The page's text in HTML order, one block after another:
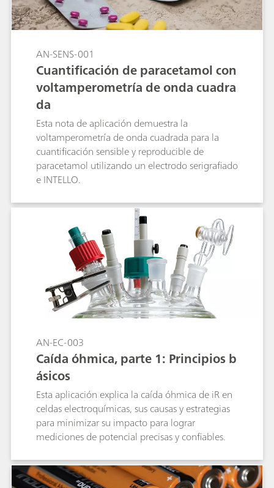
AN-SENS-001
Cuantificación de paracetamol con
voltamperometría de onda cuadra
da
Esta nota de aplicación demuestra la
voltamperometría de onda cuadrada para la
cuantificación sensible y reproducible de
paracetamol utilizando un electrodo serigrafiado
e INTELLO.
AN-EC-003
Caída óhmica, parte 1: Principios b
ásicos
Esta aplicación explica la caída óhmica de iR en
celdas electroquímicas, sus causas y estrategias
para minimizar su impacto para lograr
mediciones de potencial precisas y confiables.